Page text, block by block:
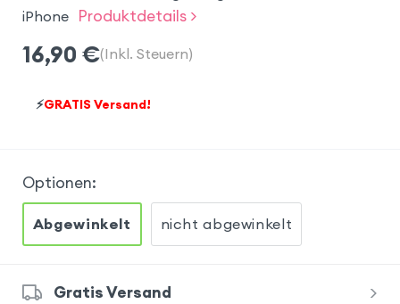
iPhone
Produktdetails >
16,90 €(Inkl. Steuern)
⚡GRATIS Versand!
Optionen:
Abgewinkelt nicht abgewinkelt
Gratis Versand